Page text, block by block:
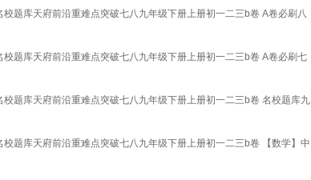
题库天府前沿重难点突破七八九年级下册上册初一二三b卷 A卷必刷八
题库天府前沿重难点突破七八九年级下册上册初一二三b卷 A卷必刷七
题库天府前沿重难点突破七八九年级下册上册初一二三b卷 名校题库九
题库天府前沿重难点突破七八九年级下册上册初一二三b卷 【数学】中